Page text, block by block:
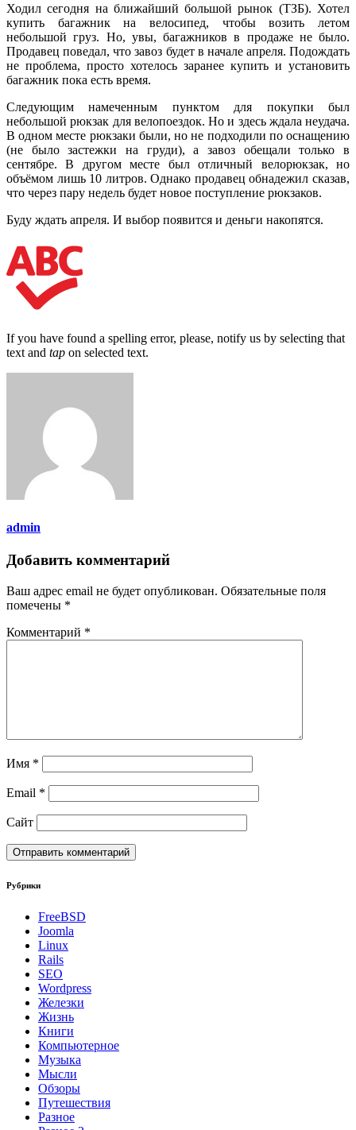
Ходил сегодня на ближайший большой рынок (ТЗБ). Хотел
купить багажник на велосипед, чтобы возить летом
небольшой груз. Но, увы, багажников в продаже не было.
Продавец поведал, что завоз будет в начале апреля. Подождать
не проблема, просто хотелось заранее купить и установить
багажник пока есть время.
Следующим намеченным пунктом для покупки был
небольшой рюкзак для велопоездок. Но и здесь ждала неудача.
В одном месте рюкзаки были, но не подходили по оснащению
(не было застежки на груди), а завоз обещали только в
сентябре. В другом месте был отличный велорюкзак, но
объёмом лишь 10 литров. Однако продавец обнадежил сказав,
что через пару недель будет новое поступление рюкзаков.
Буду ждать апреля. И выбор появится и деньги накопятся.
If you have found a spelling error, please, notify us by selecting that
text and tap on selected text.
admin
Добавить комментарий
Ваш адрес email не будет опубликован. Обязательные поля
помечены *
Комментарий *
Имя *
Email *
Сайт
Рубрики
FreeBSD
Joomla
Linux
Rails
SEO
Wordpress
Железки
Жизнь
Книги
Компьютерное
Музыка
Мысли
Обзоры
Путешествия
Разное